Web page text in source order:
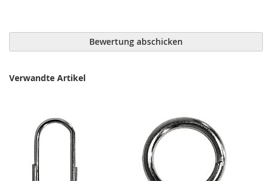
Bewertung abschicken
Verwandte Artikel